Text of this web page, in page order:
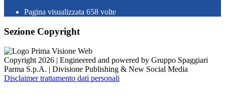
Pagina visualizzata 658 volte
Sezione Copyright
Copyright 2026 | Engineered and powered by Gruppo Spaggiari
Parma S.p.A. | Divisione Publishing & New Social Media
Disclaimer trattamento dati personali